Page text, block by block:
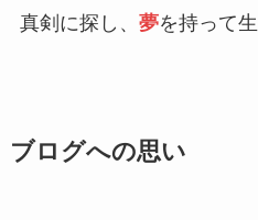
真剣に探し、 夢を持って
ブログへの思い